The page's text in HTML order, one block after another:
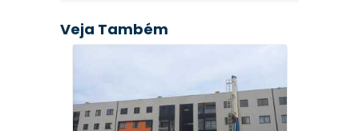
Veja Também